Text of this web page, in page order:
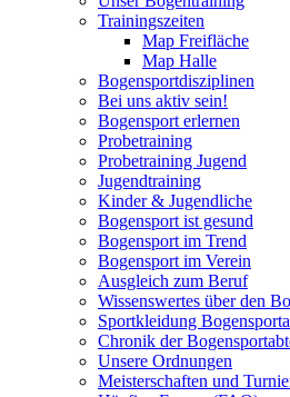
Trainingszeiten
Map Freifläche
Map Halle
Bogensportdisziplinen
Bei uns aktiv sein!
Bogensport erlernen
Probetraining
Probetraining Jugend
Jugendtraining
Kinder & Jugendliche
Bogensport ist gesund
Bogensport im Trend
Bogensport im Verein
Ausgleich zum Beruf
Wissenswertes über den
Sportkleidung
Chronik der
Unsere Ordnungen
Meisterschaften und